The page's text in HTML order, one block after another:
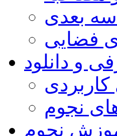
سه بعدی
فضایی
و دانلود
کاربردی
نجوم
نجوم